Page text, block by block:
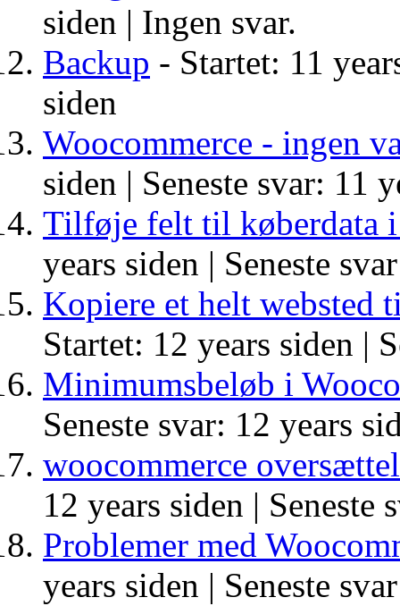
siden | Ingen svar.
Backup - Startet: 11
siden
Woocommerce - ingen
siden | Seneste svar: 11
Tilføje felt til køberdata i
years siden | Seneste
Kopiere et helt websted
Startet: 12 years siden |
Minimumsbeløb i
Seneste svar: 12 years
woocommerce
12 years siden | Seneste
Problemer med
years siden | Seneste